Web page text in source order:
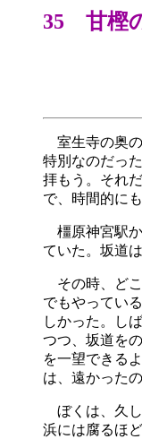
35 甘樫
室生寺の奥の
特別なのだっ
拝もう。それ
で、時間的に
橿原神宮駅か
ていた。坂道
その時、どこ
でもやってい
しかった。し
つつ、坂道を
を一望できる
は、遠かった
ぼくは、久し
浜には腐るほ